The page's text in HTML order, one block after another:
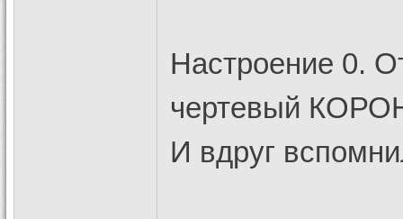
Настроение 0.
чертевый
И вдруг